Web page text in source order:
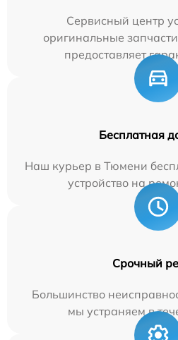
Сервисный центр
оригинальные
предоставляет
Бесплатная
Наш курьер в Тюмени
устройство на
Срочный
Большинство
мы устраняем в